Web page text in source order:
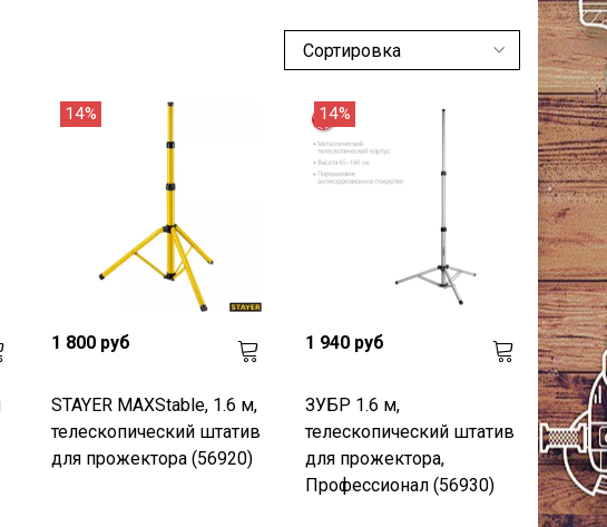
14%
1 800 руб
STAYER MAXStable, 1.6 м,
телескопический штатив
для прожектора (56920)
14%
1 940 руб
ЗУБР 1.6 м,
телескопический штатив
для прожектора,
Профессионал (56930)